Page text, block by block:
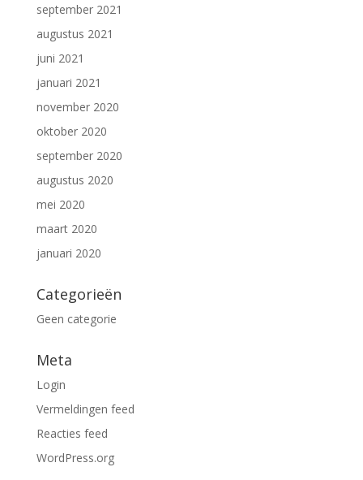
september 2021
augustus 2021
juni 2021
januari 2021
november 2020
oktober 2020
september 2020
augustus 2020
mei 2020
maart 2020
januari 2020
Categorieën
Geen categorie
Meta
Login
Vermeldingen feed
Reacties feed
WordPress.org